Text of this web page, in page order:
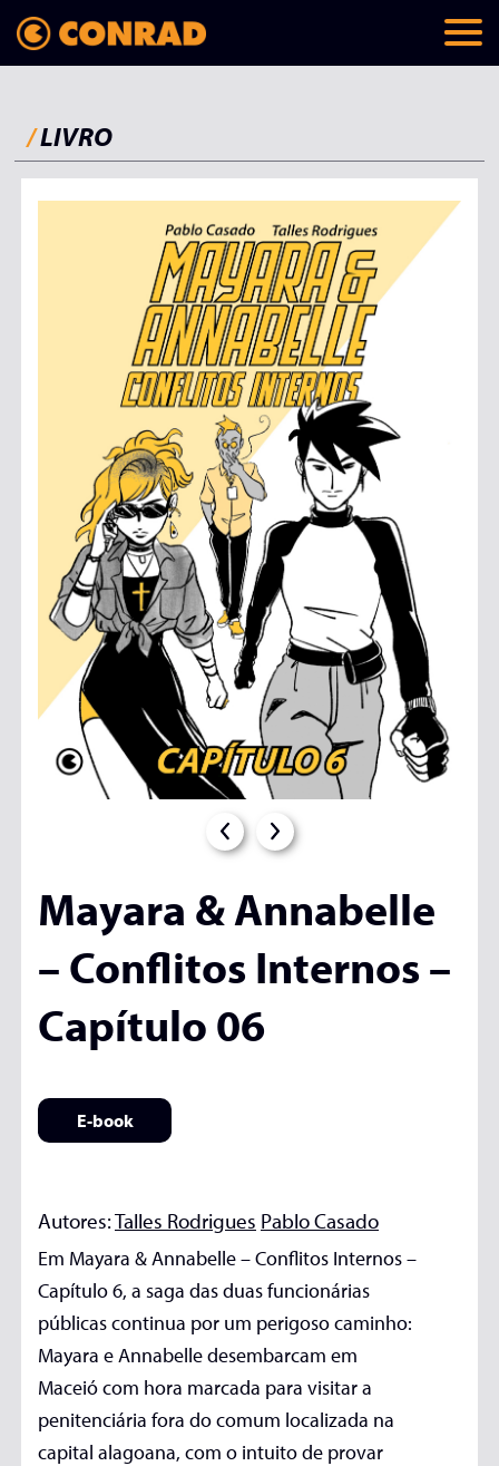
/LIVRO
Mayara & Annabelle
– Conflitos Internos –
Capítulo 06
E-book
Autores:Talles Rodrigues Pablo Casado
Em Mayara & Annabelle – Conflitos Internos –
Capítulo 6, a saga das duas funcionárias
públicas continua por um perigoso caminho:
Mayara e Annabelle desembarcam em
Maceió com hora marcada para visitar a
penitenciária fora do comum localizada na
capital alagoana, com o intuito de provar